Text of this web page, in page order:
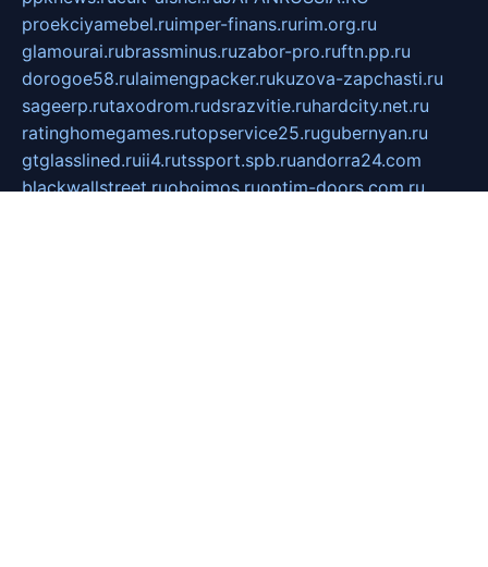
proekciyamebel.ruimper-finans.rurim.org.ru
glamourai.rubrassminus.ruzabor-pro.ruftn.pp.ru
dorogoe58.rulaimengpacker.rukuzova-zapchasti.ru
sageerp.rutaxodrom.rudsrazvitie.ruhardcity.net.ru
ratinghomegames.rutopservice25.rugubernyan.ru
gtglasslined.ruii4.rutssport.spb.ruandorra24.com
blackwallstreet.ruoboimos.ruoptim-doors.com.ru